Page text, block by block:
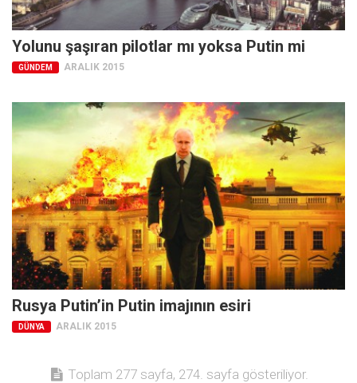
Yolunu şaşıran pilotlar mı yoksa Putin mi
GÜNDEM ARALIK 2015
Rusya Putin’in Putin imajının esiri
DÜNYA ARALIK 2015
Toplam 277 sayfa, 274. sayfa gösteriliyor.